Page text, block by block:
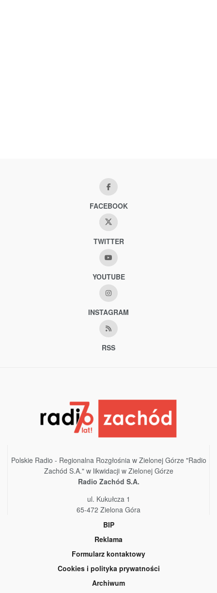
FACEBOOK
TWITTER
YOUTUBE
INSTAGRAM
RSS
Polskie Radio - Regionalna Rozgłośnia w Zielonej Górze "Radio
Zachód S.A." w likwidacji w Zielonej Górze
Radio Zachód S.A.
ul. Kukułcza 1
65-472 Zielona Góra
BIP
Reklama
Formularz kontaktowy
Cookies i polityka prywatności
Archiwum